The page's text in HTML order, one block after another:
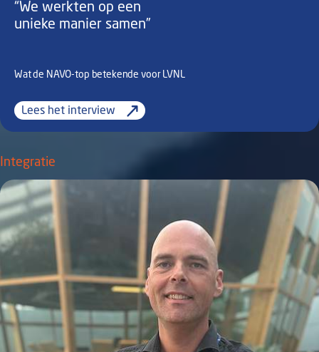
“We werkten op een
unieke manier samen”
Wat de NAVO-top betekende voor LVNL
Lees het interview
Integratie